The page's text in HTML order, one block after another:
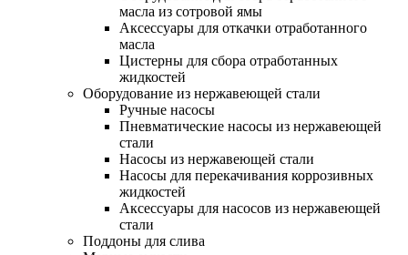
масла из сотровой ямы
Аксессуары для откачки отработанного
масла
Цистерны для сбора отработанных
жидкостей
Оборудование из нержавеющей стали
Ручные насосы
Пневматические насосы из нержавеющей
стали
Насосы из нержавеющей стали
Насосы для перекачивания коррозивных
жидкостей
Аксессуары для насосов из нержавеющей
стали
Поддоны для слива